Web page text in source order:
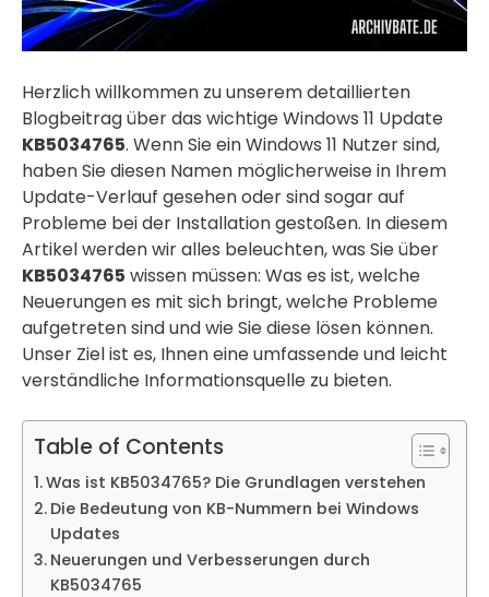
Herzlich willkommen zu unserem detaillierten
Blogbeitrag über das wichtige Windows 11 Update
KB5034765. Wenn Sie ein Windows 11 Nutzer sind,
haben Sie diesen Namen möglicherweise in Ihrem
Update-Verlauf gesehen oder sind sogar auf
Probleme bei der Installation gestoßen. In diesem
Artikel werden wir alles beleuchten, was Sie über
KB5034765 wissen müssen: Was es ist, welche
Neuerungen es mit sich bringt, welche Probleme
aufgetreten sind und wie Sie diese lösen können.
Unser Ziel ist es, Ihnen eine umfassende und leicht
verständliche Informationsquelle zu bieten.
Table of Contents
Was ist KB5034765? Die Grundlagen verstehen
Die Bedeutung von KB-Nummern bei Windows
Updates
Neuerungen und Verbesserungen durch
KB5034765